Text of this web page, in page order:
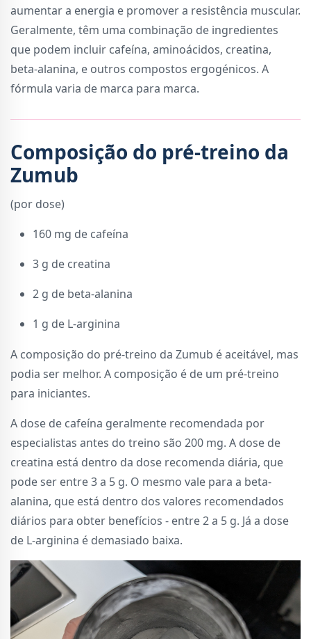
aumentar a energia e promover a resistência muscular.
Geralmente, têm uma combinação de ingredientes
que podem incluir cafeína, aminoácidos, creatina,
beta-alanina, e outros compostos ergogénicos. A
fórmula varia de marca para marca.
Composição do pré-treino da
Zumub
(por dose)
160 mg de cafeína
3 g de creatina
2 g de beta-alanina
1 g de L-arginina
A composição do pré-treino da Zumub é aceitável, mas
podia ser melhor. A composição é de um pré-treino
para iniciantes.
A dose de cafeína geralmente recomendada por
especialistas antes do treino são 200 mg. A dose de
creatina está dentro da dose recomenda diária, que
pode ser entre 3 a 5 g. O mesmo vale para a beta-
alanina, que está dentro dos valores recomendados
diários para obter benefícios - entre 2 a 5 g. Já a dose
de L-arginina é demasiado baixa.